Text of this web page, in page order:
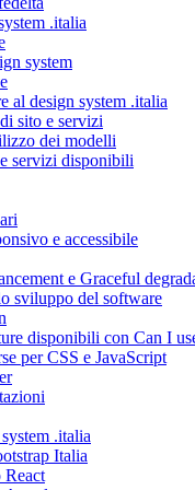
.italia
system
al design system .italia
sito e servizi
dei modelli
servizi disponibili
e accessibile
e Graceful
sviluppo del software
disponibili con Can I
per CSS e JavaScript
.italia
Italia